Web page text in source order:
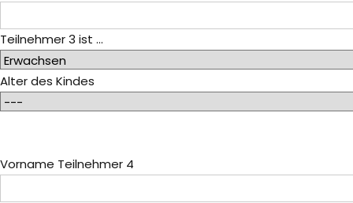
Teilnehmer 3 ist ...
Alter des Kindes
Vorname Teilnehmer 4